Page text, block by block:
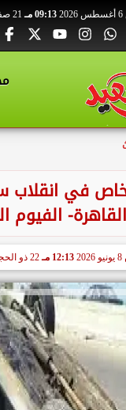
09:13 مـ 21 صفر 1448
6 أشخاص في
الفيوم
8 يونيو 2026 12:13 مـ 22 ذو الحجة 1447